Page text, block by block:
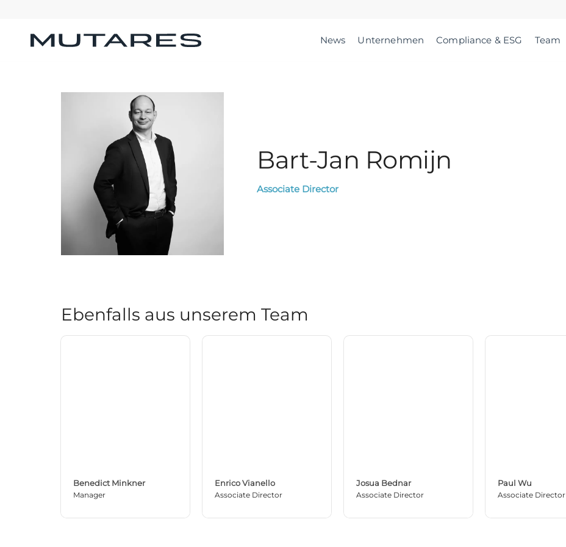
News Unternehmen Compliance & ESG Team
Bart-Jan Romijn
Associate Director
Ebenfalls aus unserem Team
Benedict Minkner
Manager
Enrico Vianello
Associate Director
Josua Bednar
Associate Director
Paul Wu
Associate Director